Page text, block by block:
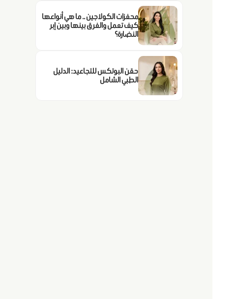
محفزات الكولاجين .. ما هي أنواعها
كيف تعمل والفرق بينها وبين إبر
النضارة؟
حقن البوتكس للتجاعيد: الدليل
الطبي الشامل